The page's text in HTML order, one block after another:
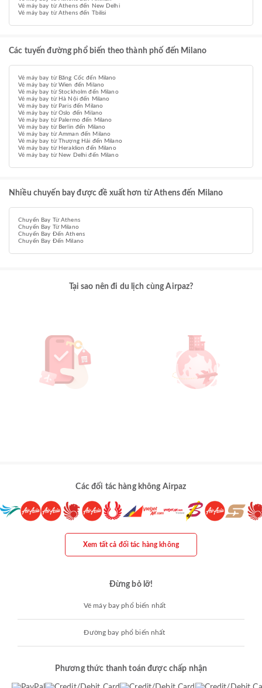
Vé máy bay từ Athens đến New Delhi
Vé máy bay từ Athens đến Tbilisi
Các tuyến đường phổ biến theo thành phố đến Milano
Vé máy bay từ Băng Cốc đến Milano
Vé máy bay từ Wien đến Milano
Vé máy bay từ Stockholm đến Milano
Vé máy bay từ Hà Nội đến Milano
Vé máy bay từ Paris đến Milano
Vé máy bay từ Oslo đến Milano
Vé máy bay từ Palermo đến Milano
Vé máy bay từ Berlin đến Milano
Vé máy bay từ Amman đến Milano
Vé máy bay từ Thượng Hải đến Milano
Vé máy bay từ Heraklion đến Milano
Vé máy bay từ New Delhi đến Milano
Nhiều chuyến bay được đề xuất hơn từ Athens đến Milano
Chuyến Bay Từ Athens
Chuyến Bay Từ Milano
Chuyến Bay Đến Athens
Chuyến Bay Đến Milano
Tại sao nên đi du lịch cùng Airpaz?
Các đối tác hàng không Airpaz
Xem tất cả đối tác hàng không
Đừng bỏ lỡ!
Vé máy bay phổ biến nhất
Đường bay phổ biến nhất
Phương thức thanh toán được chấp nhận